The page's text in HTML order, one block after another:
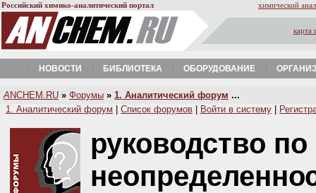
Российский химико-аналитический портал химический
карта
НОВОСТИ БИБЛИОТЕКА ОБОРУДОВАНИЕ
A NCHEM.RU » Форумы » 1. Аналитический форум ...
1. Аналитический форум
Список форумов Войти в систему
руководство по